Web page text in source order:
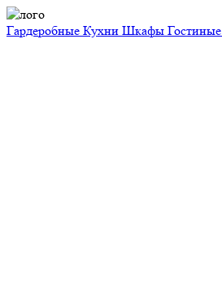
Гардеробные Кухни Шкафы Гостиные